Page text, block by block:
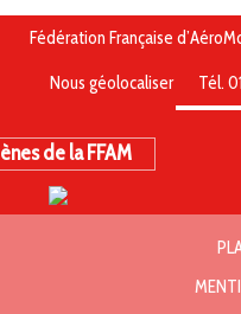
Fédération Française
Nous géolocaliser
Tél.
de la FFAM